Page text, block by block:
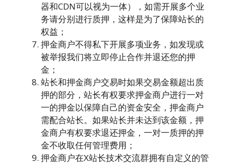
器和CDN可以视为一体），如需开展多个业
务请分别进行质押，这样是为了保障站长的
权益；
押金商户不得私下开展多项业务，如发现或
被举报我们将立即停止合作并退还您的押
金；
站长和押金商户交易时如果交易金额超出质
押的部分，站长有权要求押金商户进行一对
一的押金以保障自己的资金安全，押金商户
需配合站长。如果站长并未达到该金额，押
金商户有权要求退还押金，一对一质押的押
金不收取任何管理费用；
押金商户在X站长技术交流群拥有自定义的管